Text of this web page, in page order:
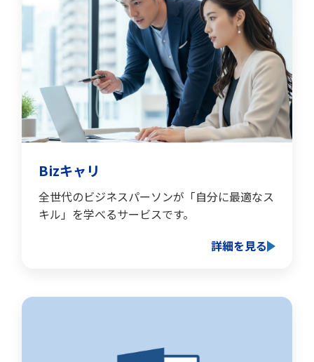
Bizキャリ
全世代のビジネスパーソンが「自分に最適なス
キル」を学べるサービスです。
詳細を見る